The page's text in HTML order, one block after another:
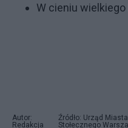
W cieniu wielkiego
Autor:
Redakcja
Źródło: Urząd Miasta
Stołecznego